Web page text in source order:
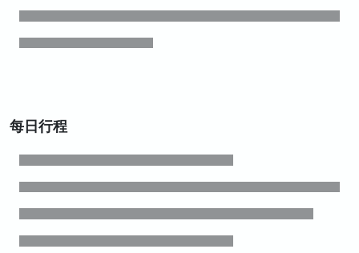
每日行程